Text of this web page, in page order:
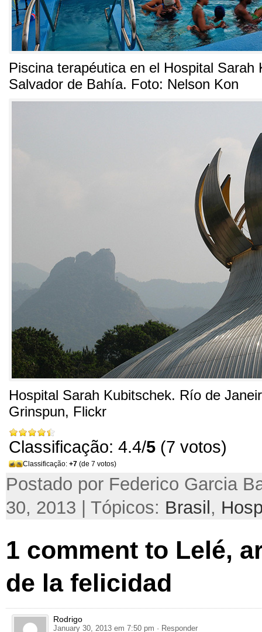
Piscina terapéutica en el Hospital Sarah
Salvador de Bahía. Foto: Nelson Kon
Hospital Sarah Kubitschek. Río de
Grinspun, Flickr
Classificação: 4.4/5 (7 votos)
Classificação: +7 (de 7 votos)
Postado por Federico Garcia
30, 2013 | Tópicos: Brasil ,
1 comment to Lelé,
de la felicidad
Rodrigo
January 30, 2013 em 7:50 pm · Responder